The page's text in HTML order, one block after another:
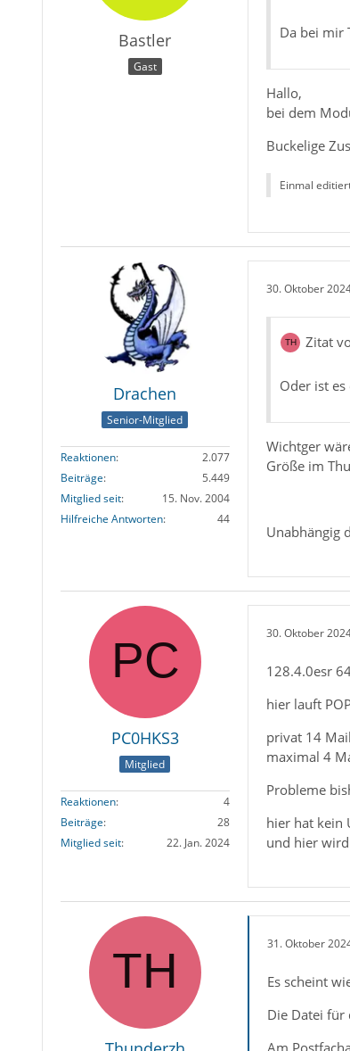
Bastler
Gast
Da bei mir
Hallo,
bei dem
Buckelige
Einmal
Drachen
Senior-Mitglied
Reaktionen
2.077
Beiträge
5.449
Mitglied seit
15. Nov. 2004
Hilfreiche Antworten
44
30. Oktober
Zitat
Oder ist
Wichtger
Größe im
Unabhängig
PC0HKS3
Mitglied
Reaktionen
4
Beiträge
28
Mitglied seit
22. Jan. 2024
30. Oktober
128.4.0esr
hier lauft
privat 14
maximal 4
Probleme
hier hat kein
und hier
31. Oktober
Es scheint
Die Datei für
Am